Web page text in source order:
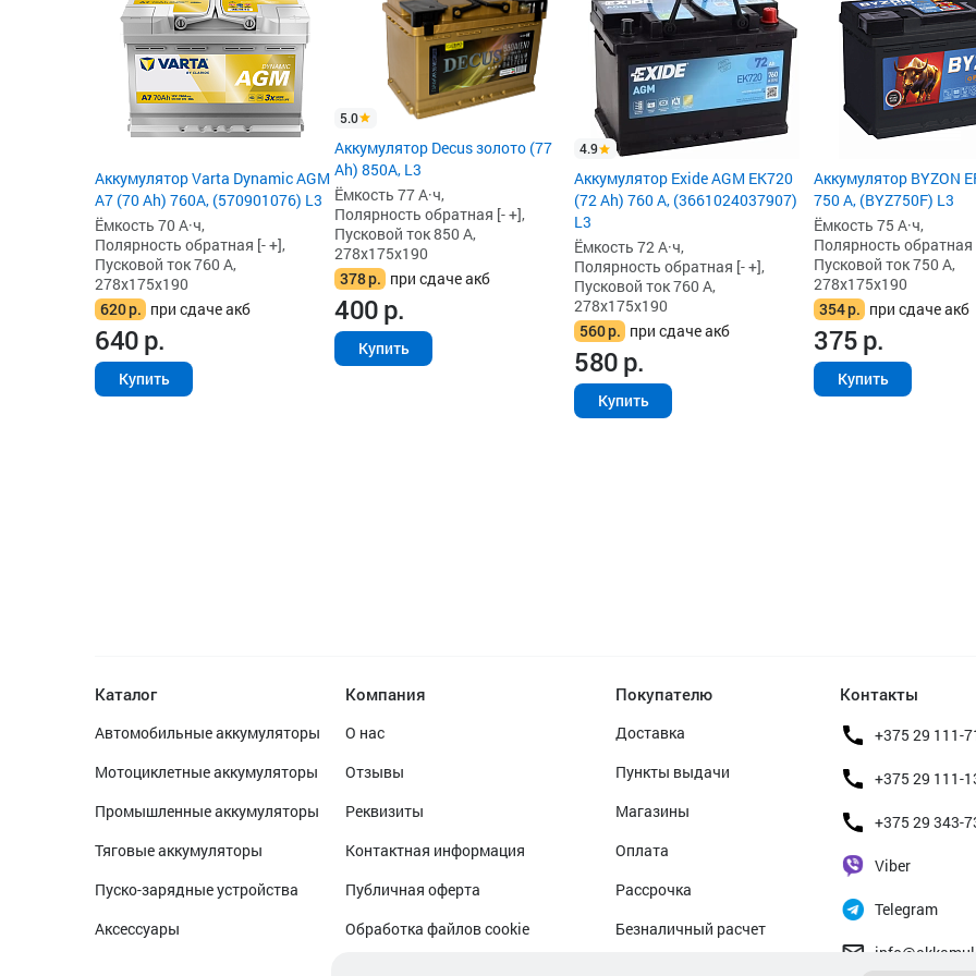
Аккумулятор Varta Dynamic AGM
A7 (70 Ah) 760A, (570901076) L3
Ёмкость 70 А·ч,
Полярность обратная [- +],
Пусковой ток 760 А,
278x175x190
620р. при сдаче акб
640р.
Купить
5.0
Аккумулятор Decus золото (77
Ah) 850А, L3
Ёмкость 77 А·ч,
Полярность обратная [- +],
Пусковой ток 850 А,
278x175x190
378р. при сдаче акб
400р.
Купить
4.9
Аккумулятор Exide AGM EK720
(72 Ah) 760 А, (3661024037907)
L3
Ёмкость 72 А·ч,
Полярность обратная [- +],
Пусковой ток 760 А,
278x175x190
560р. при сдаче акб
580р.
Купить
Аккумулятор BYZON
750 А, (BYZ750F) L3
Ёмкость 75 А·ч,
Полярность обратная
Пусковой ток 750 А,
278x175x190
354р. при сдаче акб
375р.
Купить
Каталог
Автомобильные аккумуляторы
Мотоциклетные аккумуляторы
Промышленные аккумуляторы
Тяговые аккумуляторы
Пуско-зарядные устройства
Аксессуары
Компания
О нас
Отзывы
Реквизиты
Контактная информация
Публичная оферта
Обработка файлов cookie
Покупателю
Доставка
Пункты выдачи
Магазины
Оплата
Рассрочка
Безналичный расчет
Контакты
+375 29 111-
+375 29 111-
+375 29 343-
Viber
Telegram